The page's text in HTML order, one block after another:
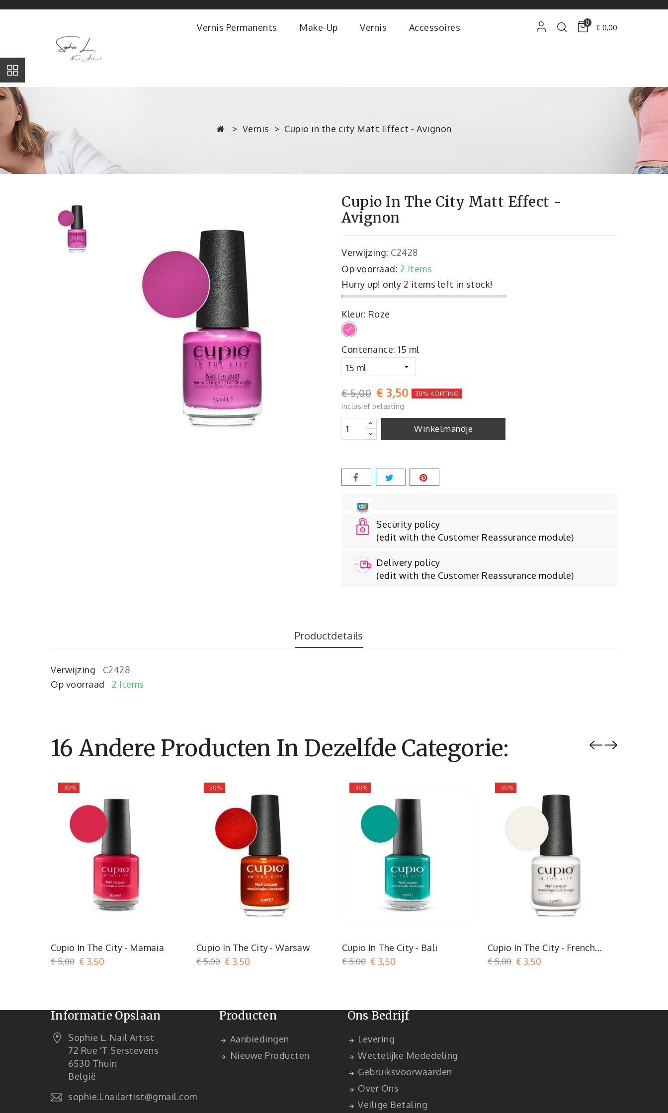
0
€ 0,00
Vernis Permanents Make-Up Vernis Accessoires
Vernis Cupio in the city Matt Effect - Avignon
Cupio In The City Matt Effect -
Avignon
Verwijzing: C2428
Op voorraad: 2 Items
Hurry up! only 2 items left in stock!
Kleur: Roze
Roze
Contenance: 15 ml
€ 5,00 € 3,50 30% KORTING
Inclusief belasting
Winkelmandje
Security policy
(edit with the Customer Reassurance module)
Delivery policy
(edit with the Customer Reassurance module)
Productdetails
Verwijzing
C2428
Op voorraad
2 Items
16 Andere Producten In Dezelfde Categorie:
-30%
Cupio In The City - Mamaia
€ 5,00 € 3,50
-30%
Cupio In The City - Warsaw
€ 5,00 € 3,50
Rood
-30%
Cupio In The City - Bali
€ 5,00 € 3,50
-30%
Cupio In The City - French
Milky White
€ 5,00 € 3,50
Wit
Informatie Opslaan
Sophie L. Nail Artist
72 Rue 't Serstevens
6530 Thuin
België
sophie.l.nailartist@gmail.com
Producten
Aanbiedingen
Nieuwe Producten
Ons Bedrijf
Levering
Wettelijke Mededeling
Gebruiksvoorwaarden
Over Ons
Veilige Betaling